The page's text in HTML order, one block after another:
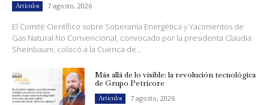
Artículos 7 agosto, 2026
El Comité Científico sobre Soberanía Energética y Yacimientos de
Gas Natural No Convencional, convocado por la presidenta Claudia
Sheinbaum, colocó a la Cuenca de...
Más allá de lo visible: la revolución tecnológica
de Grupo Petricore
Artículos 7 agosto, 2026